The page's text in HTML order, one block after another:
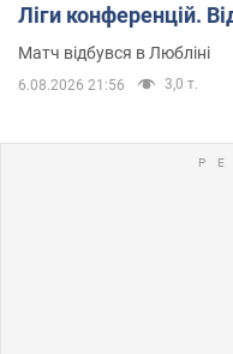
Ліги конференцій.
Матч відбувся в Любліні
6.08.2026 21:56 3,0 т.